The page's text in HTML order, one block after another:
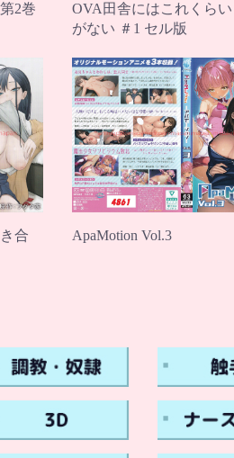
2巻
OVA田舎にはこれくら
がない ＃1 セル版
合 ApaMotion Vol.3